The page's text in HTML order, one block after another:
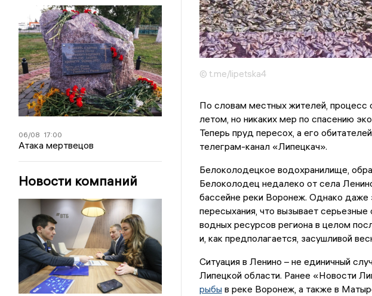
06/08 17:00
Атака мертвецов
Новости компаний
© t.me/lipetska4
По словам местных жителей,
летом, но никаких мер по спасению
Теперь пруд пересох, а его
телеграм-канал «Липецкач».
Белоколодецкое водохранилище,
Белоколодец недалеко от села
бассейне реки Воронеж. Однако даже
пересыхания, что вызывает
водных ресурсов региона в целом
и, как предполагается, засушливой
Ситуация в Ленино – не единичный
Липецкой области. Ранее «Новости
рыбыв реке Воронеж, а также в